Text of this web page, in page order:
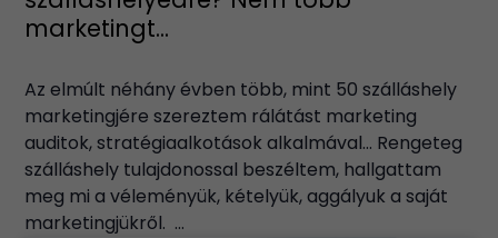
marketingt...
Az elmúlt néhány évben több, mint 50 szálláshely
marketingjére szereztem rálátást marketing
auditok, stratégiaalkotások alkalmával… Rengeteg
szálláshely tulajdonossal beszéltem, hallgattam
meg mi a véleményük, kételyük, aggályuk a saját
marketingjükről. ...